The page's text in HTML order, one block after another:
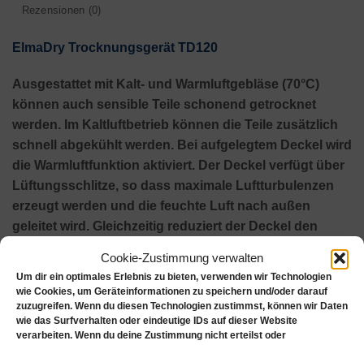
Cookie-Zustimmung verwalten
Um dir ein optimales Erlebnis zu bieten, verwenden wir Technologien
wie Cookies, um Geräteinformationen zu speichern und/oder darauf
zuzugreifen. Wenn du diesen Technologien zustimmst, können wir Daten
wie das Surfverhalten oder eindeutige IDs auf dieser Website
verarbeiten. Wenn du deine Zustimmung nicht erteilst oder
Rezensionen (0)
ElmaDry Trocknungsgerät TD120
Ausgestattet mit Kalt- und Warmluftgebläse (70°C)
können auch sensible Teile schonend getrocknet
werden. Im Kaltluftbetrieb können die Teile zusätzlich
schnell abgekühlt werden. Bei aufgelegtem Deckel wird
die Warmluftfunktion aktiviert. Der Deckel verfügt über
Lüftungsschlitze, so dass maximale Luftturbulenzen
erzeugt werden und die feuchte Luft nach außen
geleitet wird. Gleichzeitig reduziert der Deckel den
DerStaubfilteran der Bodenunterseite ist
auswechselbar und verhindert eine
Neuverschmutzung der gereinigten Teile über Staub in